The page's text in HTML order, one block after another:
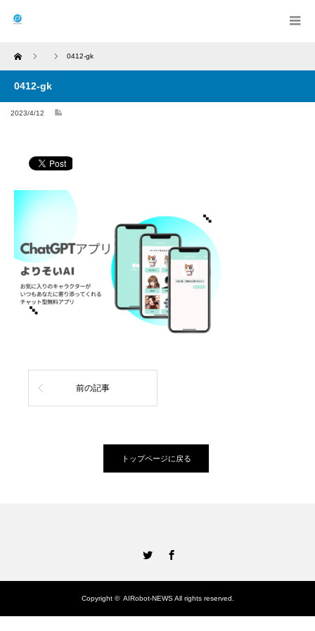
Home 0412-gk
0412-gk
2023/4/12
前の記事
トップページに戻る
Copyright © AIRobot-NEWSAll rights reserved.